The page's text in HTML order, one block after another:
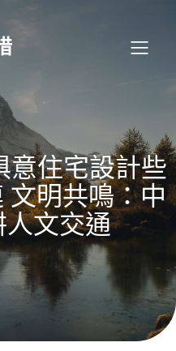
意住宅設計些
文明共鳴：中
文交通